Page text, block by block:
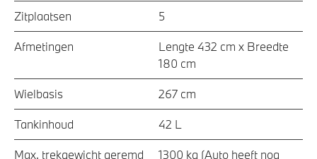
Zitplaatsen 5
Afmetingen
Lengte 432 cm x Breedte
180 cm
Wielbasis 267 cm
Tankinhoud 42 L
Max. trekgewicht geremd 1300 kg (Auto heeft nog